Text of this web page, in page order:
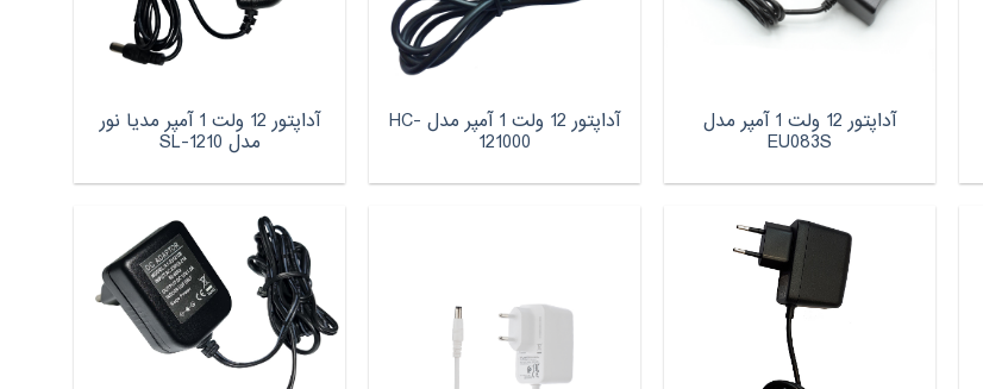
آداپتور 12 ولت 1 آمپر مدل
EU083S
آداپتور 12 ولت 1 آمپر مدل HC-
121000
آداپتور 12 ولت 1 آمپر مدیا نور
مدل SL-1210